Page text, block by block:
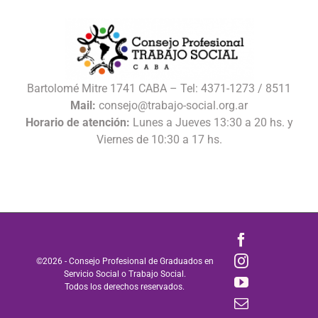
Bartolomé Mitre 1741 CABA – Tel: 4371-1273 / 8511
Mail: consejo@trabajo-social.org.ar
Horario de atención: Lunes a Jueves 13:30 a 20 hs. y
Viernes de 10:30 a 17 hs.
©2026 - Consejo Profesional de Graduados en
Servicio Social o Trabajo Social.
Todos los derechos reservados.
Instagram
YouTube
Correo